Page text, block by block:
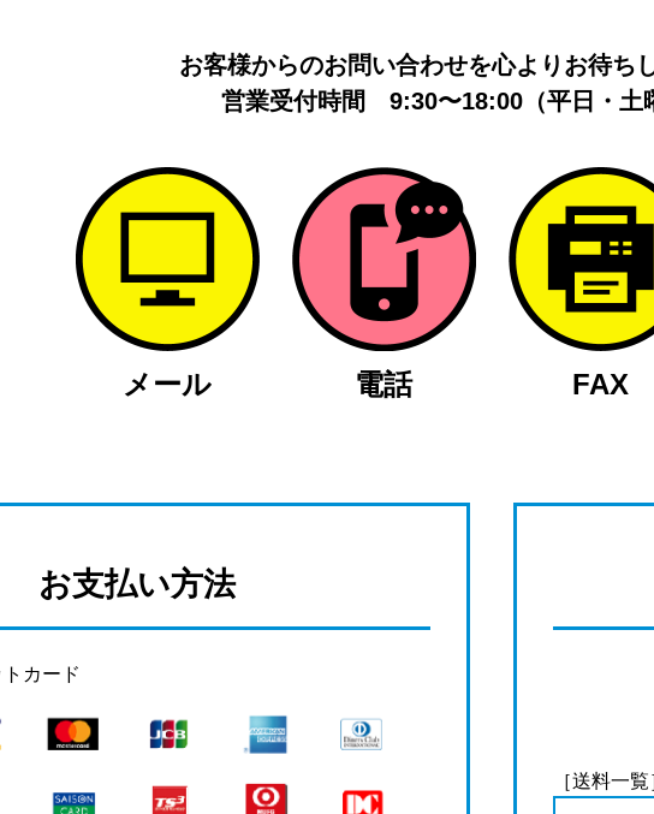
お客様からのお問い合わせを心よりお待ち
営業受付時間 9:30〜18:00（平日・土
メール 電話 FAX
お支払い方法
カード
［送料一覧